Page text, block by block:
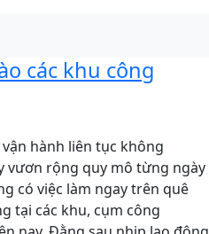
các khu công
hành liên tục không
vươn rộng quy mô từng ngày
có việc làm ngay trên quê
tại các khu, cụm công